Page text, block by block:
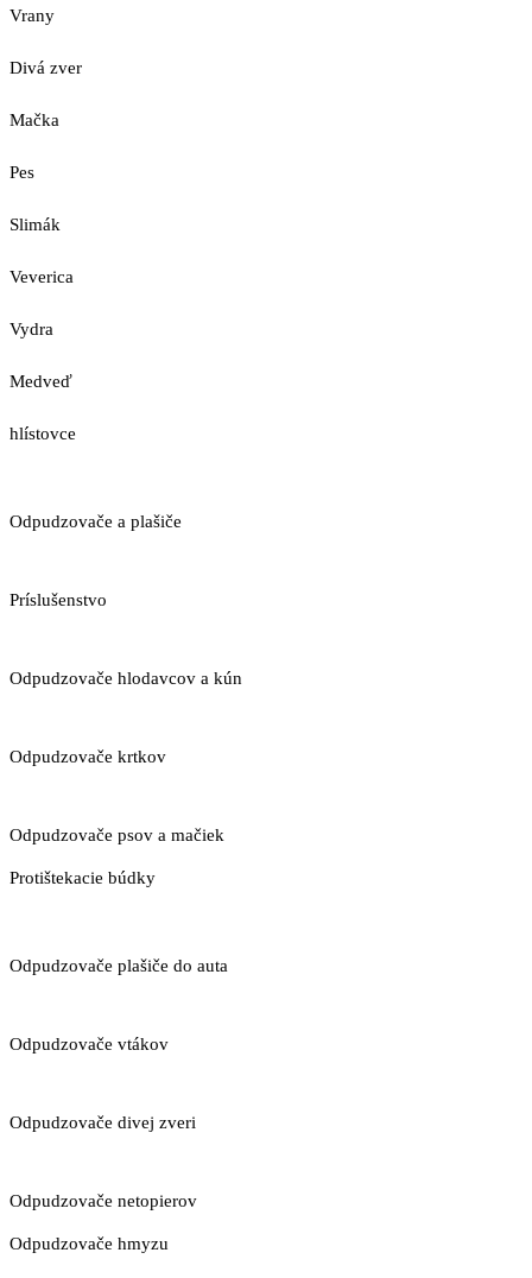
Vrany
Divá zver
Mačka
Pes
Slimák
Veverica
Vydra
Medveď
hlístovce
Odpudzovače a plašiče
Príslušenstvo
Odpudzovače hlodavcov a kún
Odpudzovače krtkov
Odpudzovače psov a mačiek
Protištekacie búdky
Odpudzovače plašiče do auta
Odpudzovače vtákov
Odpudzovače divej zveri
Odpudzovače netopierov
Odpudzovače hmyzu